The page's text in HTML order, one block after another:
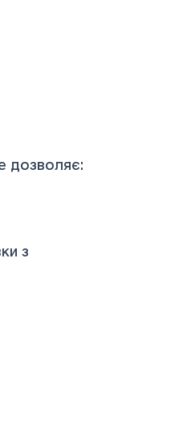
дозволяє:
з